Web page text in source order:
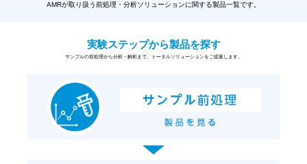
AMRが取り扱う前処理・分析ソリューションに関する製品一覧です。
実験ステップから製品を探す
サンプルの前処理から分析・解析まで、トータルソリューションをご提案します。